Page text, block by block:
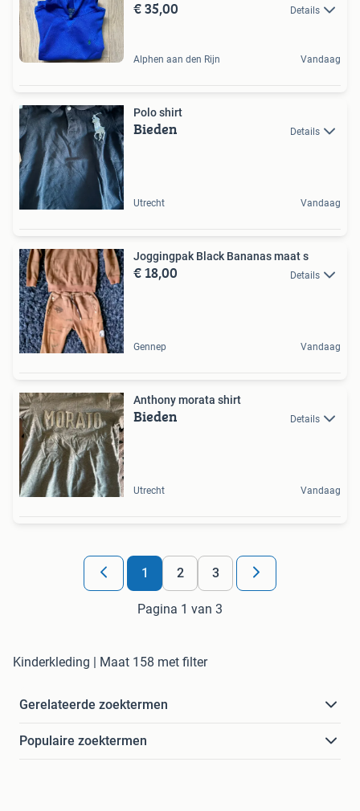
€ 35,00 Details
Alphen aan den Rijn Vandaag
Polo shirt
Bieden Details
Utrecht Vandaag
Joggingpak Black Bananas maat s
€ 18,00 Details
Gennep Vandaag
Anthony morata shirt
Bieden Details
Utrecht Vandaag
1 2 3
Pagina 1 van 3
Kinderkleding | Maat 158 met filter
Gerelateerde zoektermen
Populaire zoektermen